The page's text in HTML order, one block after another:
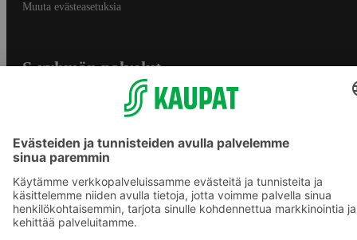
Muuta evästeasetuksia
S-ryhmän palvelut
Yhteishyvä Ruoka -sovellus
S-ostoslista -sovellus
Prisma.fi
Sokos.fi
S-Pankki